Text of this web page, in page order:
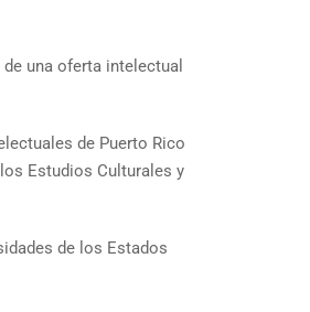
una oferta intelectual
de Puerto Rico
Estudios Culturales y
de los Estados